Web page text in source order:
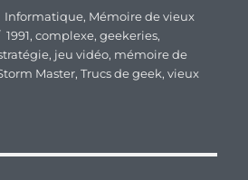
Catégories
Informatique, Mémoire de vieux
Étiquettes
1991,complexe,geekeries,
, jeu vidéo, mémoire de
Master,Trucs de geek,vieux